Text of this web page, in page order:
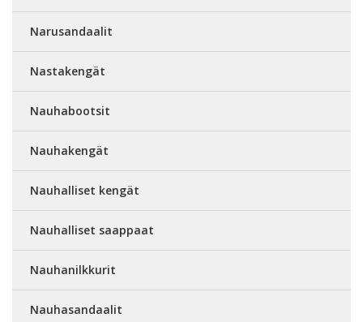
Narusandaalit
Nastakengät
Nauhabootsit
Nauhakengät
Nauhalliset kengät
Nauhalliset saappaat
Nauhanilkkurit
Nauhasandaalit